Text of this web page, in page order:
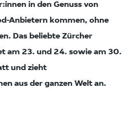
in den Genuss von
Anbietern kommen, ohne
Das beliebte Zürcher
am 23. und 24. sowie am 30.
und zieht
aus der ganzen Welt an.